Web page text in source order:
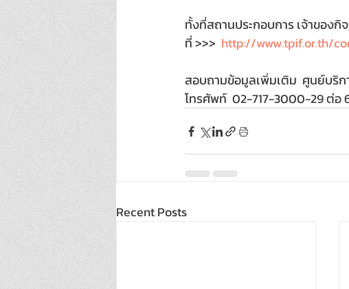
ทั้งที่สถานประกอบการ เจ้าของกิ
ที่ >>> http://www.tpif.or.th/
สอบถามข้อมูลเพิ่มเติม  ศูนย์บริ
โทรศัพท์  02-717-3000-29 ต่อ
Recent Posts